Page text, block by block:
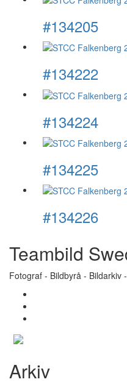
#134205
#134222
#134224
#134225
#134226
Teambild
Fotograf - Bildbyrå - Bildarkiv
Arkiv